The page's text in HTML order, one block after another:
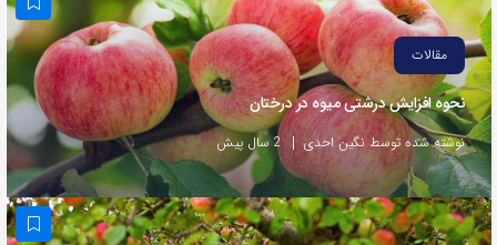
مقالات
نحوه افزایش درشتی میوه در درختان
نوشته شده توسط نگین احدی 2 سال پیش